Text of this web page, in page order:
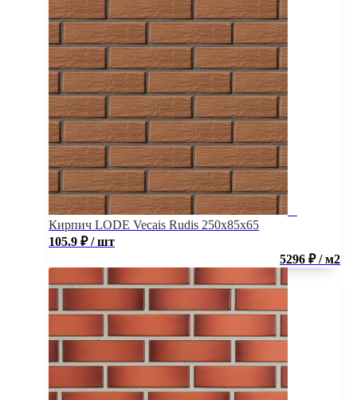
Кирпич LODE Vecais Rudis 250x85x65
105.9 ₽ / шт
5296 ₽ / м2